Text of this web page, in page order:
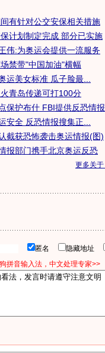
有针对公交安保相关措施
计划制定完成 部分已实施
伟:为奥运会提供一流服务
禁带"中国加油"横幅
运美女标准 瓜子脸最...
青岛传递可打100分
保护布什 FBI提供反恐情报
安全 反恐情报搜集正...
截获恐怖袭击奥运情报(图)
报部门携手北京奥运反恐
更多关于
匿名 隐藏地址
拼音输入法，中文处理专家>>